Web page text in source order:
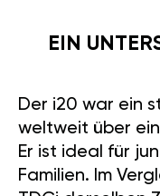
EIN
Der i20 war ein
weltweit über
Er ist ideal für
Familien. Im